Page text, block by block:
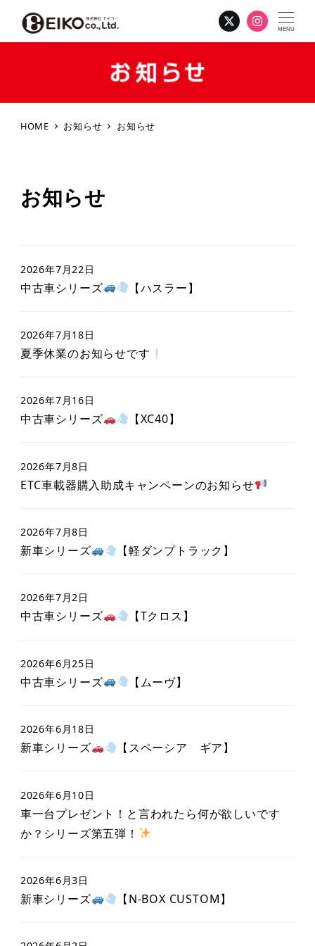
MENU
HOME お知らせ お知らせ
お知らせ
中古車シリーズ 【ハスラー】
2026年7月22日
夏季休業のお知らせです
2026年7月18日
中古車シリーズ 【XC40】
2026年7月16日
ETC車載器購入助成キャンペーンのお知らせ
2026年7月8日
新車シリーズ 【軽ダンプトラック】
2026年7月8日
中古車シリーズ 【Tクロス】
2026年7月2日
中古車シリーズ 【ムーヴ】
2026年6月25日
新車シリーズ 【スペーシア ギア】
2026年6月18日
車一台プレゼント！と言われたら何が欲しいです
か？シリーズ第五弾！
2026年6月10日
新車シリーズ 【N-BOX CUSTOM】
2026年6月3日